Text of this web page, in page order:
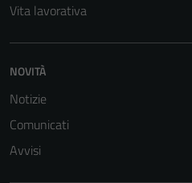
Vita lavorativa
NOVITÀ
Notizie
Comunicati
Avvisi